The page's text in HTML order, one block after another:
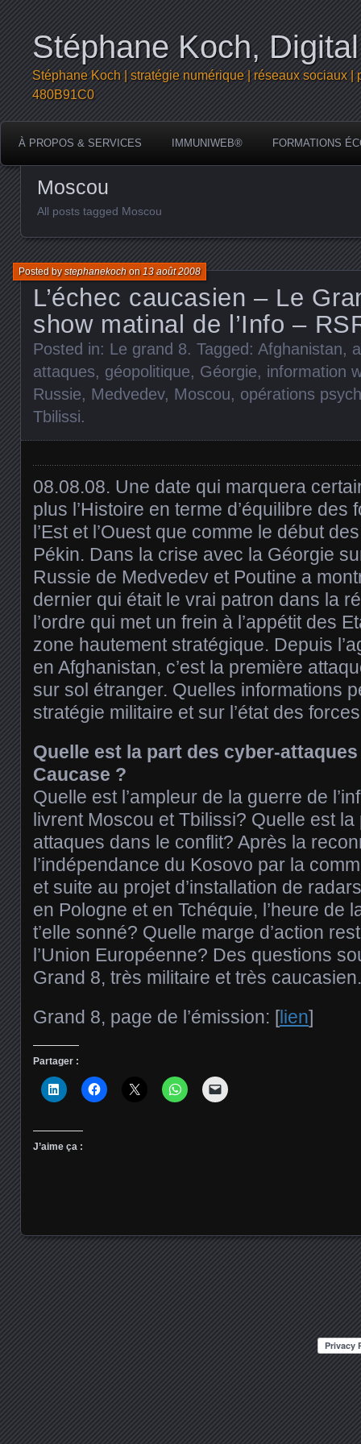
Stéphane Koch,
Stéphane Koch | stratégie numérique | réseaux sociaux
480B91C0
À PROPOS & SERVICES IMMUNIWEB® FORMATIONS
Moscou
All posts tagged Moscou
L’échec caucasien – Le
show matinal de l’Info –
Posted bystephanekochon 13 août 2008
Posted in: Le grand 8. Tagged: Afghanistan,
attaques, géopolitique, Géorgie, information
Russie, Medvedev, Moscou, opérations
Tbilissi.
08.08.08. Une date qui marquera
plus l’Histoire en terme d’équilibre des
l’Est et l’Ouest que comme le début
Pékin. Dans la crise avec la Géorgie
Russie de Medvedev et Poutine a
dernier qui était le vrai patron dans la
l’ordre qui met un frein à l’appétit des
zone hautement stratégique. Depuis
en Afghanistan, c’est la première
sur sol étranger. Quelles informations
stratégie militaire et sur l’état des
Quelle est la part des cyber-
Caucase ?
Quelle est l’ampleur de la guerre de
livrent Moscou et Tbilissi? Quelle est
attaques dans le conflit? Après la
l’indépendance du Kosovo par la
et suite au projet d’installation de
en Pologne et en Tchéquie, l’heure de
t’elle sonné? Quelle marge d’action
l’Union Européenne? Des questions
Grand 8, très militaire et très caucasien.
Grand 8, page de l’émission: [lien]
Partager :
J’aime ça :